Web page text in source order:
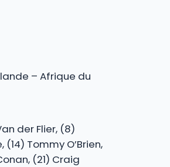
– Afrique du
der Flier, (8)
Tommy O’Brien,
(21) Craig